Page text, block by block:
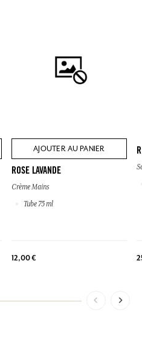
AJOUTER AU PANIER
ROSE LAVANDE
Crème Mains
Tube 75 ml
12,00 €